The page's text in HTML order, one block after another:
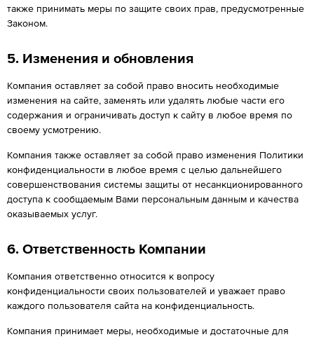
также принимать меры по защите своих прав, предусмотренные
Законом.
5. Изменения и обновления
Компания оставляет за собой право вносить необходимые
изменения на сайте, заменять или удалять любые части его
содержания и ограничивать доступ к сайту в любое время по
своему усмотрению.
Компания также оставляет за собой право изменения Политики
конфиденциальности в любое время с целью дальнейшего
совершенствования системы защиты от несанкционированного
доступа к сообщаемым Вами персональным данным и качества
оказываемых услуг.
6. Ответственность Компании
Компания ответственно относится к вопросу
конфиденциальности своих пользователей и уважает право
каждого пользователя сайта на конфиденциальность.
Компания принимает меры, необходимые и достаточные для